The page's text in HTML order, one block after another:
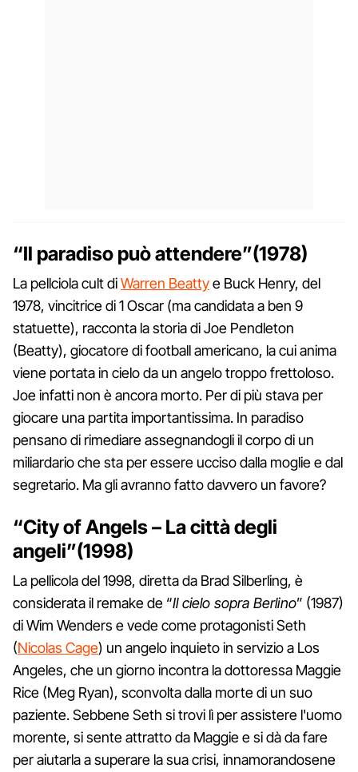
“Il paradiso può attendere”(1978)
La pellciola cult diWarren Beattye Buck Henry, del
1978, vincitrice di 1 Oscar (ma candidata a ben 9
statuette), racconta la storia di Joe Pendleton
(Beatty), giocatore di football americano, la cui anima
viene portata in cielo da un angelo troppo frettoloso.
Joe infatti non è ancora morto. Per di più stava per
giocare una partita importantissima. In paradiso
pensano di rimediare assegnandogli il corpo di un
miliardario che sta per essere ucciso dalla moglie e dal
segretario. Ma gli avranno fatto davvero un favore?
“City of Angels – La città degli
angeli”(1998)
La pellicola del 1998, diretta da Brad Silberling, è
considerata il remake de “Il cielo sopra Berlino” (1987)
di Wim Wenders e vede come protagonisti Seth
(Nicolas Cage) un angelo inquieto in servizio a Los
Angeles, che un giorno incontra la dottoressa Maggie
Rice (Meg Ryan), sconvolta dalla morte di un suo
paziente. Sebbene Seth si trovi lì per assistere l'uomo
morente, si sente attratto da Maggie e si dà da fare
per aiutarla a superare la sua crisi, innamorandosene